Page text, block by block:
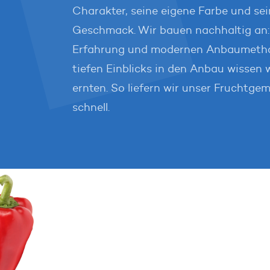
Über uns
Tomaten-Anbauer
Tomaten
Charakter, seine eigene Farbe und
Geschmack. Wir bauen nachhaltig
Erfahrung und modernen
tiefen Einblicks in den Anbau wissen
ernten. So liefern wir unser
schnell.